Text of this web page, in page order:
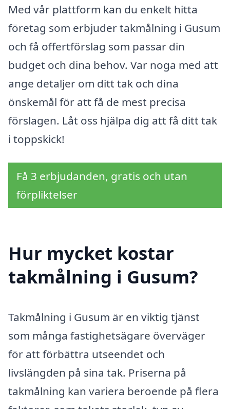
Med vår plattform kan du enkelt hitta
företag som erbjuder takmålning i Gusum
och få offertförslag som passar din
budget och dina behov. Var noga med att
ange detaljer om ditt tak och dina
önskemål för att få de mest precisa
förslagen. Låt oss hjälpa dig att få ditt tak
i toppskick!
Få 3 erbjudanden, gratis och utan
förpliktelser
Hur mycket kostar
takmålning i Gusum?
Takmålning i Gusum är en viktig tjänst
som många fastighetsägare överväger
för att förbättra utseendet och
livslängden på sina tak. Priserna på
takmålning kan variera beroende på flera